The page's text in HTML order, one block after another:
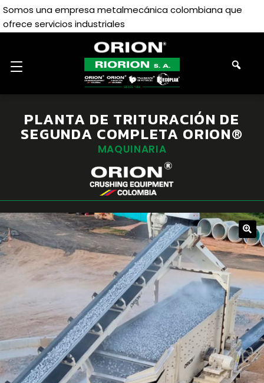
Somos una empresa metalmecánica colombiana que
ofrece servicios industriales
PLANTA DE TRITURACIÓN DE
SEGUNDA COMPLETA ORION®
MAQUINARIA
🔍